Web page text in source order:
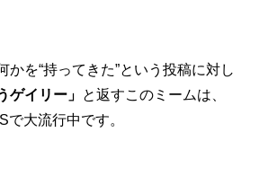
かを“持ってきた”という投稿に対し
ゲイリー」 と返すこのミームは、
で大流行中です。